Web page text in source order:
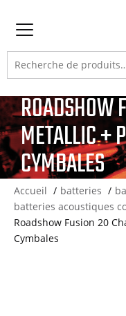
navigation
principale
navigation
secondaire
contenuPrimary
Menu
Recherche
pour :
ROADSHOW
METALLIC +
CYMBALES
Accueil batteries
batteries acoustiques
Roadshow Fusion 20
Cymbales